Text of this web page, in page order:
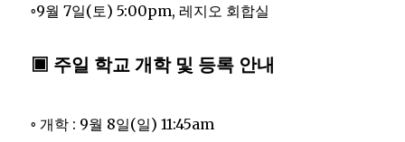
◦9월 7일(토) 5:00pm, 레지오 회합실
▣ 주일 학교 개학 및 등록 안내
◦ 개학 : 9월 8일(일) 11:45am